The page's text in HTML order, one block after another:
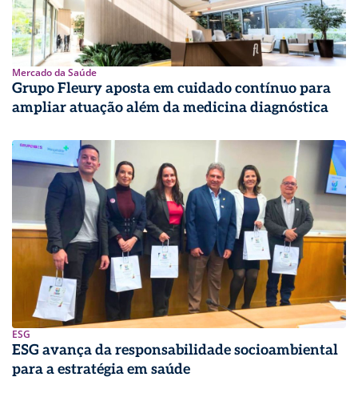
Mercado da Saúde
Grupo Fleury aposta em cuidado contínuo para
ampliar atuação além da medicina diagnóstica
ESG
ESG avança da responsabilidade socioambiental
para a estratégia em saúde